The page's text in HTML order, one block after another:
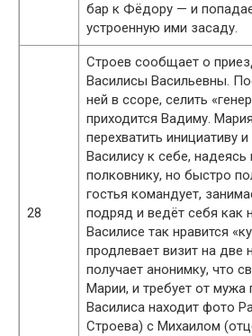
бар к Фёдору — и
устроенную ими засаду.
28
Строев сообщает о
Василисы Васильевны.
ней в ссоре, селить
приходится Вадиму.
перехватить инициативу
Василису к себе, надеясь
полковнику, но быстро
гостья командует,
подряд и ведёт себя как
Василисе так нравится
продлевает визит на
получает анонимку, что
Марии, и требует от мужа
Василиса находит фото
Строева) с Михаилом